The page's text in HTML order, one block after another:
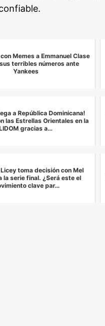
Memes a Emmanuel Clase
terribles números ante
Yankees
a República Dominicana!
las Estrellas Orientales en la
gracias a…
toma decisión con Mel
la serie final. ¿Será este el
clave par…